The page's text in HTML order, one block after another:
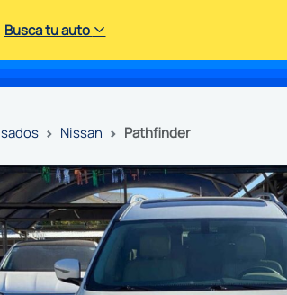
Busca tu auto
usados nissan pathfinder